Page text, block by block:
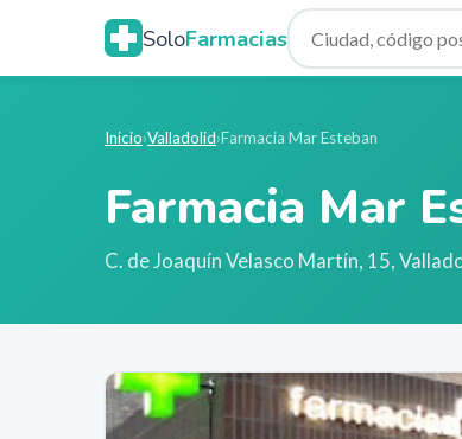
SoloFarmacias
Inicio›Valladolid›Farmacia Mar Esteban
Farmacia Mar
C. de Joaquín Velasco Martín, 15,